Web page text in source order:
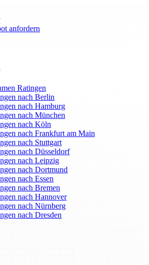
anfordern
Ratingen
nach Berlin
nach Hamburg
nach München
nach Köln
nach Frankfurt am Main
nach Stuttgart
nach Düsseldorf
nach Leipzig
nach Dortmund
nach Essen
nach Bremen
nach Hannover
nach Nürnberg
nach Dresden